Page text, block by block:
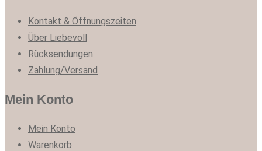
Kontakt & Öffnungszeiten
Über Liebevoll
Rücksendungen
Zahlung/Versand
Mein Konto
Mein Konto
Warenkorb